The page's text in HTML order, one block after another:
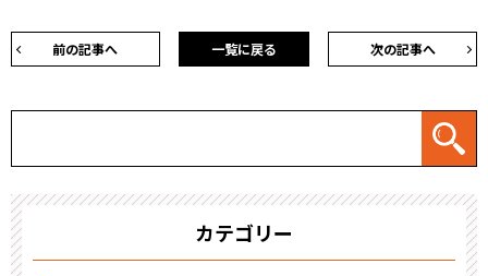
前の記事へ 次の記事へ
一覧に戻る
カテゴリー